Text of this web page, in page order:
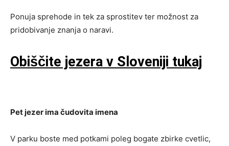
Ponuja sprehode in tek za sprostitev ter možnost za
pridobivanje znanja o naravi.
Obiščite jezera v Sloveniji tukaj
Pet jezer ima čudovita imena
V parku boste med potkami poleg bogate zbirke cvetlic,